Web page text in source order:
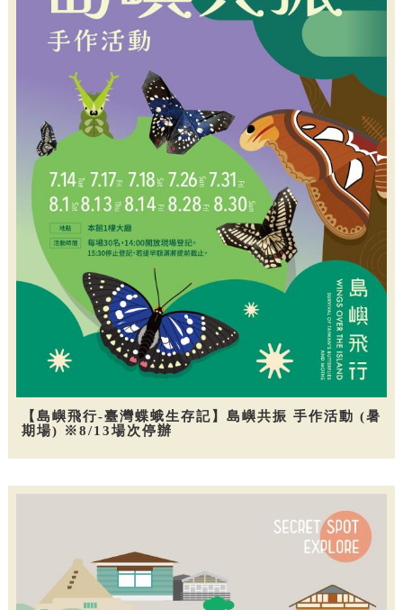
【島嶼飛行-臺灣蝶蛾生存記】島嶼共振 手作活動 (暑
期場) ※8/13場次停辦